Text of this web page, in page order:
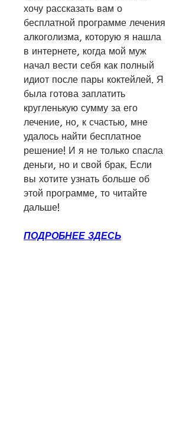
хочу рассказать вам о
бесплатной программе лечения
алкоголизма, которую я нашла
в интернете, когда мой муж
начал вести себя как полный
идиот после пары коктейлей. Я
была готова заплатить
кругленькую сумму за его
лечение, но, к счастью, мне
удалось найти бесплатное
решение! И я не только спасла
деньги, но и свой брак. Если
вы хотите узнать больше об
этой программе, то читайте
дальше!
ПОДРОБНЕЕ ЗДЕСЬ